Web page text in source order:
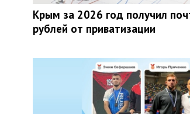
Крым за 2026 год получил
рублей от приватизации